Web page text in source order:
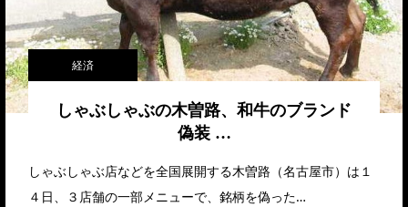
経済
しゃぶしゃぶの木曽路、和牛のブランド
偽装 …
しゃぶしゃぶ店などを全国展開する木曽路（名古屋市）は１
４日、３店舗の一部メニューで、銘柄を偽った…